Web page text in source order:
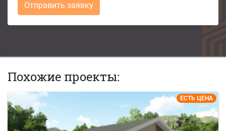
Отправить заявку
Похожие проекты:
ЕСТЬ ЦЕНА